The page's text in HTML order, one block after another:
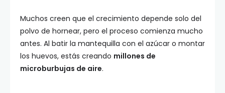
Muchos creen que el crecimiento depende solo del
polvo de hornear, pero el proceso comienza mucho
antes. Al batir la mantequilla con el azúcar o montar
los huevos, estás creando millones de
microburbujas de aire.